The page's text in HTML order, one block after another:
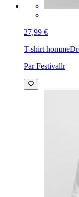
27,99 €
T-shirt homme
Par Festivallr